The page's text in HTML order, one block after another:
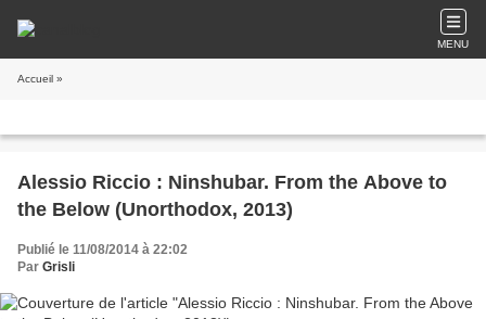
MENU
Accueil »
Alessio Riccio : Ninshubar. From the Above to
the Below (Unorthodox, 2013)
Publié le 11/08/2014 à 22:02
Par Grisli